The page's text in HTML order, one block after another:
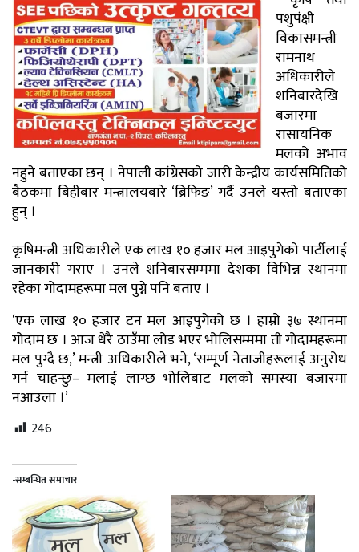
पशुपंक्षी
विकासमन्त्री
रामनाथ
अधिकारीले
शनिबारदेखि
बजारमा
रासायनिक
मलको अभाव
नहुने बताएका छन् । नेपाली कांग्रेसको जारी केन्द्रीय कार्यसमितिको
बैठकमा बिहीबार मन्त्रालयबारे ‘ब्रिफिङ’ गर्दै उनले यस्तो बताएका
हुन् ।
कृषिमन्त्री अधिकारीले एक लाख १० हजार मल आइपुगेको पार्टीलाई
जानकारी गराए । उनले शनिबारसम्ममा देशका विभिन्न स्थानमा
रहेका गोदामहरूमा मल पुग्ने पनि बताए ।
‘एक लाख १० हजार टन मल आइपुगेको छ । हाम्रो ३७ स्थानमा
गोदाम छ । आज धेरै ठाउँमा लोड भएर भोलिसम्ममा ती गोदामहरूमा
मल पुग्दै छ,’ मन्त्री अधिकारीले भने, ‘सम्पूर्ण नेताजीहरूलाई अनुरोध
गर्न चाहन्छु– मलाई लाग्छ भोलिबाट मलको समस्या बजारमा
नआउला ।’
246
-सम्बन्धित समाचार